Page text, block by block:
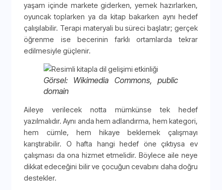
yaşam içinde markete giderken, yemek hazırlarken,
oyuncak toplarken ya da kitap bakarken aynı hedef
çalışılabilir. Terapi materyali bu süreci başlatır; gerçek
öğrenme ise becerinin farklı ortamlarda tekrar
edilmesiyle güçlenir.
Görsel: Wikimedia Commons, public
domain
Aileye verilecek notta mümkünse tek hedef
yazılmalıdır. Aynı anda hem adlandırma, hem kategori,
hem cümle, hem hikaye beklemek çalışmayı
karıştırabilir. O hafta hangi hedef öne çıktıysa ev
çalışması da ona hizmet etmelidir. Böylece aile neye
dikkat edeceğini bilir ve çocuğun cevabını daha doğru
destekler.